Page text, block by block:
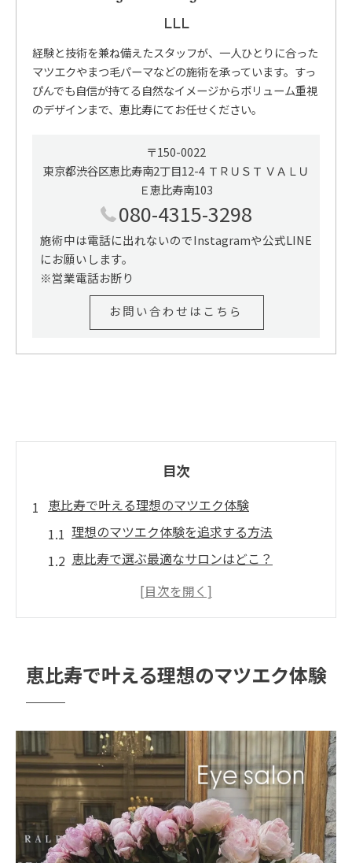
LLL
経験と技術を兼ね備えたスタッフが、一人ひとりに合った
マツエクやまつ毛パーマなどの施術を承っています。すっ
ぴんでも自信が持てる自然なイメージからボリューム重視
のデザインまで、恵比寿にてお任せください。
〒150-0022
東京都渋谷区恵比寿南2丁目12-4 ＴＲＵＳＴ ＶＡＬＵ
Ｅ恵比寿南103
080-4315-3298
施術中は電話に出れないのでInstagramや公式LINE
にお願いします。
※営業電話お断り
お問い合わせはこちら
目次
恵比寿で叶える理想のマツエク体験
理想のマツエク体験を追求する方法
恵比寿で選ぶ最適なサロンはどこ？
マツエク体験で得られる効果と満足感
プロの技術で叶える理想のマツエク
印象を変えるマツエクのデザイン選び
恵比寿で見つける印象アップのマツエク
目元の印象が変わる！マツエク活用法
日常を彩るマツエクの魅力とは
マツエクで感じる自信と魅力の変化
恵比寿で叶える理想のマツエク体験